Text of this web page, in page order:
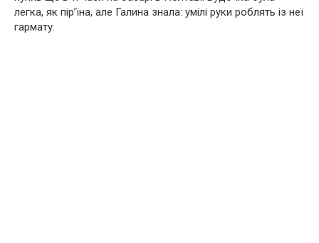
легка, як пір’їна, але Галина знала: умілі руки роблять із неї
гармату.